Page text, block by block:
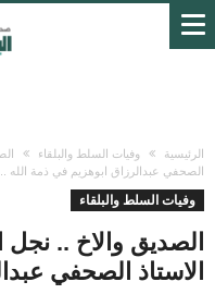
الرئيسية وفيات السلط والبلقاء
الصحفي عبدالرزاق ابوهزيم في ذمة الله ..
وفيات السلط والبلقاء
الصديق والاخ ..
الاستاذ الصحفي